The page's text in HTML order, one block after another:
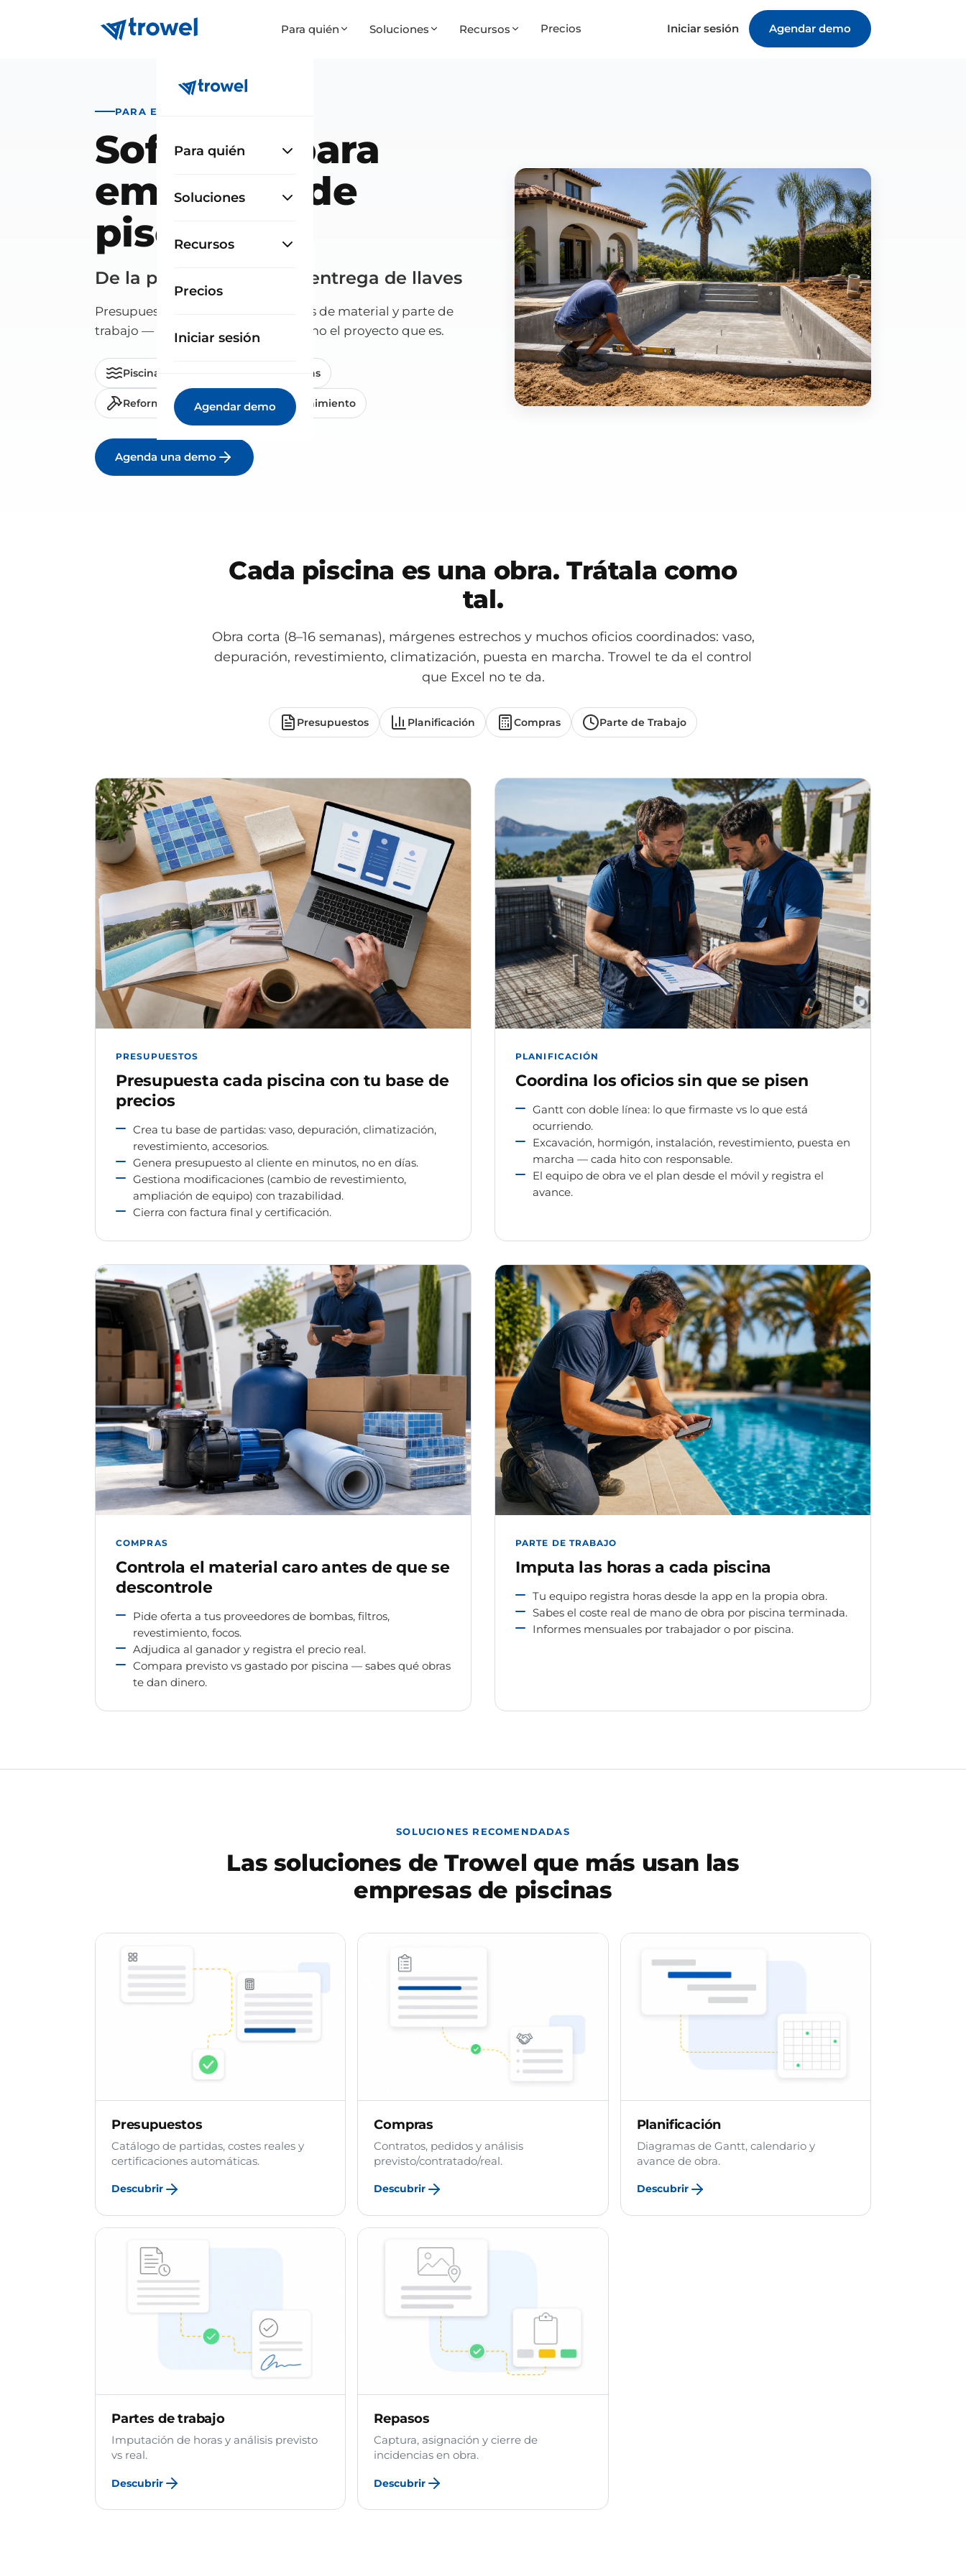
Para quién Soluciones Recursos Precios Iniciar sesión Agendar demo
Para quién
Soluciones
Recursos
Precios
Iniciar sesión
Agendar demo
PARA EMPRESAS DE PISCINAS
Software para
empresas de
piscinas
De la primera visita a la entrega de llaves
Presupuesto, planificación, compras de material y parte de
trabajo — controla cada piscina como el proyecto que es.
Piscinas de obra Prefabricadas
Reformas de piscinas Mantenimiento
Agenda una demo
Cada piscina es una obra. Trátala como
tal.
Obra corta (8–16 semanas), márgenes estrechos y muchos oficios coordinados: vaso,
depuración, revestimiento, climatización, puesta en marcha. Trowel te da el control
que Excel no te da.
Presupuestos Planificación Compras Parte de Trabajo
PRESUPUESTOS
Presupuesta cada piscina con tu base de
precios
Crea tu base de partidas: vaso, depuración, climatización,
revestimiento, accesorios.
Genera presupuesto al cliente en minutos, no en días.
Gestiona modificaciones (cambio de revestimiento,
ampliación de equipo) con trazabilidad.
Cierra con factura final y certificación.
PLANIFICACIÓN
Coordina los oficios sin que se pisen
Gantt con doble línea: lo que firmaste vs lo que está
ocurriendo.
Excavación, hormigón, instalación, revestimiento, puesta en
marcha — cada hito con responsable.
El equipo de obra ve el plan desde el móvil y registra el
avance.
COMPRAS
Controla el material caro antes de que se
descontrole
Pide oferta a tus proveedores de bombas, filtros,
revestimiento, focos.
Adjudica al ganador y registra el precio real.
Compara previsto vs gastado por piscina — sabes qué obras
te dan dinero.
PARTE DE TRABAJO
Imputa las horas a cada piscina
Tu equipo registra horas desde la app en la propia obra.
Sabes el coste real de mano de obra por piscina terminada.
Informes mensuales por trabajador o por piscina.
SOLUCIONES RECOMENDADAS
Las soluciones de Trowel que más usan las
empresas de piscinas
Presupuestos
Catálogo de partidas, costes reales y
certificaciones automáticas.
Descubrir
Compras
Contratos, pedidos y análisis
previsto/contratado/real.
Descubrir
Planificación
Diagramas de Gantt, calendario y
avance de obra.
Descubrir
Partes de trabajo
Imputación de horas y análisis previsto
vs real.
Descubrir
Repasos
Captura, asignación y cierre de
incidencias en obra.
Descubrir